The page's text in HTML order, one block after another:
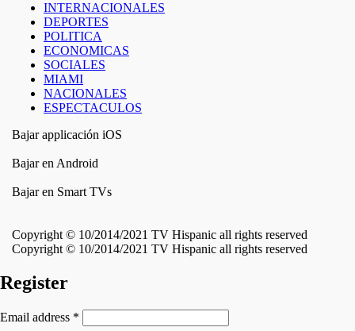
INTERNACIONALES
DEPORTES
POLITICA
ECONOMICAS
SOCIALES
MIAMI
NACIONALES
ESPECTACULOS
Bajar applicación iOS
Bajar en Android
Bajar en Smart TVs
Copyright © 10/2014/2021 TV Hispanic all rights reserved
Copyright © 10/2014/2021 TV Hispanic all rights reserved
Register
Email address *